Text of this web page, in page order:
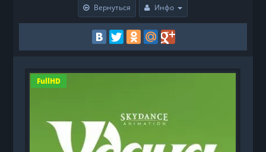
Вернуться Инфо
FullHD